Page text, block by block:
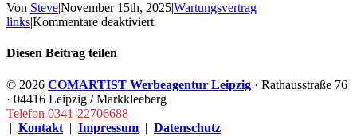
Von Steve|November 15th, 2025|Wartungsvertrag
links|Kommentare deaktiviertfür
im
Pflegevertrag
enthalten?
Diesen Beitrag teilen
Facebook
X
LinkedIn
WhatsApp
E-
Mail
© 2026 COMARTIST Werbeagentur Leipzig · Rathausstraße 76
· 04416 Leipzig / Markkleeberg
Telefon 0341-22706688
| Kontakt | Impressum | Datenschutz